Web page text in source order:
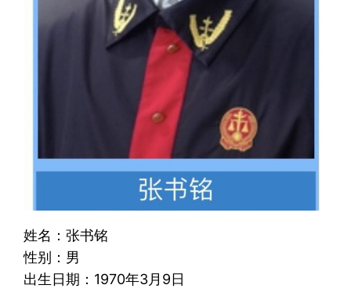
姓名：张书铭
性别：男
出生日期：1970年3月9日